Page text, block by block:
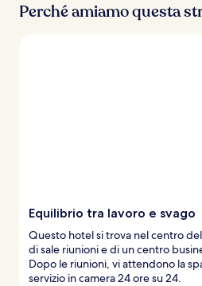
Perché amiamo questa
Equilibrio tra lavoro e svago
Questo hotel si trova nel centro
di sale riunioni e di un centro
Dopo le riunioni, vi attendono la
servizio in camera 24 ore su 24.